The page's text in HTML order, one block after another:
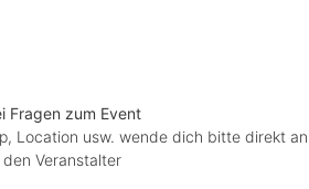
Fragen zum Event
Location usw. wende dich bitte direkt an
den Veranstalter